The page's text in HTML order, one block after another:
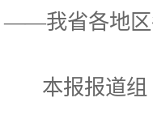
——我省各地区
本报报道组